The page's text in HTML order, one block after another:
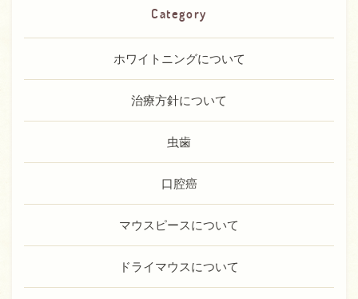
Category
ホワイトニングについて
治療方針について
虫歯
口腔癌
マウスピースについて
ドライマウスについて